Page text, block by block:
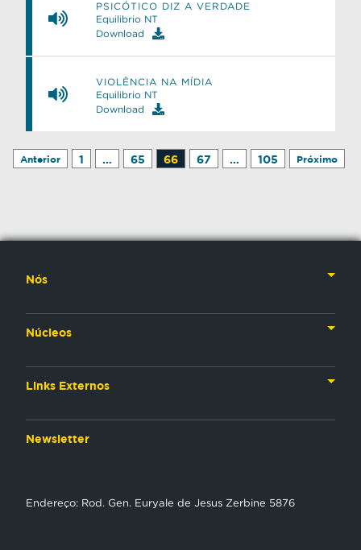
PSICÓTICO DIZ A VERDADE
Equilibrio NT
Download
VIOLÊNCIA NA MÍDIA
Equilibrio NT
Download
Anterior 1 … 65 66 67 … 105 Próximo
Nós
Núcleos
Links Externos
Newsletter
Endereço: Rod. Gen. Euryale de Jesus Zerbine 5876